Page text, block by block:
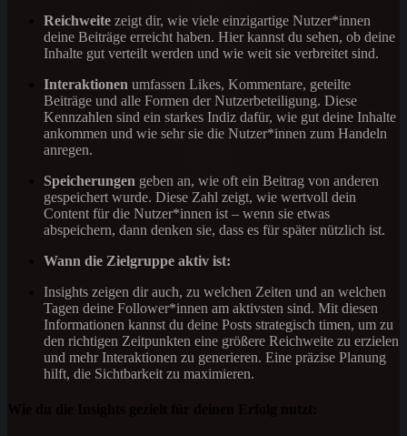
Reichweite zeigt dir, wie viele einzigartige Nutzer*innen
deine Beiträge erreicht haben. Hier kannst du sehen, ob deine
Inhalte gut verteilt werden und wie weit sie verbreitet sind.
Interaktionen umfassen Likes, Kommentare, geteilte
Beiträge und alle Formen der Nutzerbeteiligung. Diese
Kennzahlen sind ein starkes Indiz dafür, wie gut deine Inhalte
ankommen und wie sehr sie die Nutzer*innen zum Handeln
anregen.
Speicherungen geben an, wie oft ein Beitrag von anderen
gespeichert wurde. Diese Zahl zeigt, wie wertvoll dein
Content für die Nutzer*innen ist – wenn sie etwas
abspeichern, dann denken sie, dass es für später nützlich ist.
Wann die Zielgruppe aktiv ist:
Insights zeigen dir auch, zu welchen Zeiten und an welchen
Tagen deine Follower*innen am aktivsten sind. Mit diesen
Informationen kannst du deine Posts strategisch timen, um zu
den richtigen Zeitpunkten eine größere Reichweite zu erzielen
und mehr Interaktionen zu generieren. Eine präzise Planung
hilft, die Sichtbarkeit zu maximieren.